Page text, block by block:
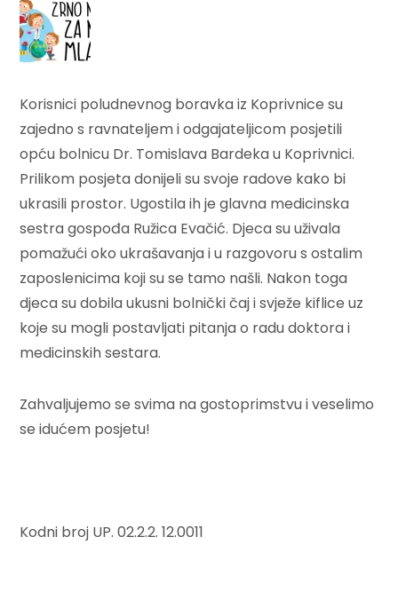
Korisnici poludnevnog boravka iz Koprivnice su
zajedno s ravnateljem i odgajateljicom posjetili
opću bolnicu Dr. Tomislava Bardeka u Koprivnici.
Prilikom posjeta donijeli su svoje radove kako bi
ukrasili prostor. Ugostila ih je glavna medicinska
sestra gospođa Ružica Evačić. Djeca su uživala
pomažući oko ukrašavanja i u razgovoru s ostalim
zaposlenicima koji su se tamo našli. Nakon toga
djeca su dobila ukusni bolnički čaj i svježe kiflice uz
koje su mogli postavljati pitanja o radu doktora i
medicinskih sestara.
Zahvaljujemo se svima na gostoprimstvu i veselimo
se idućem posjetu!
Kodni broj UP. 02.2.2. 12.0011